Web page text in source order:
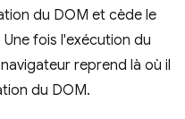
du DOM et cède le
fois l'exécution du
reprend là où il
du DOM.